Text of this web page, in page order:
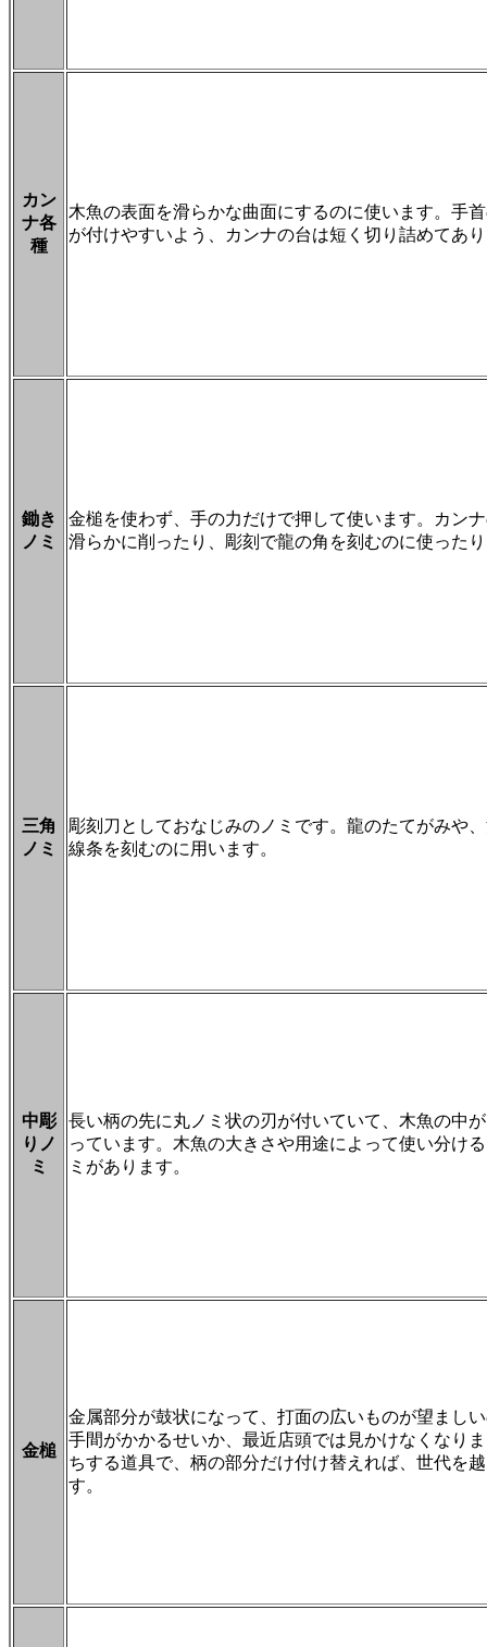
カン
ナ各
種
木魚の表面を滑らかな曲面にするのに使います。手
が付けやすいよう、カンナの台は短く切り詰めてあ
鋤き
ノミ
金槌を使わず、手の力だけで押して使います。カン
滑らかに削ったり、彫刻で龍の角を刻むのに使った
三角
ノミ
彫刻刀としておなじみのノミです。龍のたてがみや
線条を刻むのに用います。
中彫
りノ
ミ
長い柄の先に丸ノミ状の刃が付いていて、木魚の中
っています。木魚の大きさや用途によって使い分け
ミがあります。
金槌
金属部分が鼓状になって、打面の広いものが望まし
手間がかかるせいか、最近店頭では見かけなくなり
ちする道具で、柄の部分だけ付け替えれば、世代を
す。